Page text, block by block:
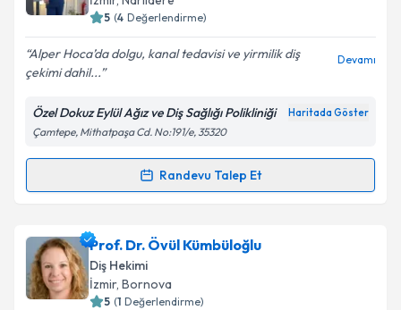
Kişisel verilerimin işlenmesine ilişkin
Aydınlatma
Metni'ni okudum ve kişisel verilerimin belirtilen
kapsamda işlenmesini kabul ediyorum.
5 (4 Değerlendirme)
Alper Hoca’da dolgu, kanal tedavisi ve yirmilik diş
çekimi dahil...
Devamı
Özel Dokuz Eylül Ağız ve Diş Sağlığı Polikliniği Haritada Göster
Çamtepe, Mithatpaşa Cd. No:191/e, 35320
Randevu Talep Et
Randevu Takvimi Talebi
Dt. Alper Topaloğlu için randevu takvimi talebi
oluşturun. Size bu uzmandan randevu almanız için bir
takvim hazırlandığında e-posta ile bilgilendireceğiz.
Prof. Dr. Övül Kümbüloğlu
Diş Hekimi
İzmir, Bornova
5 (1 Değerlendirme)